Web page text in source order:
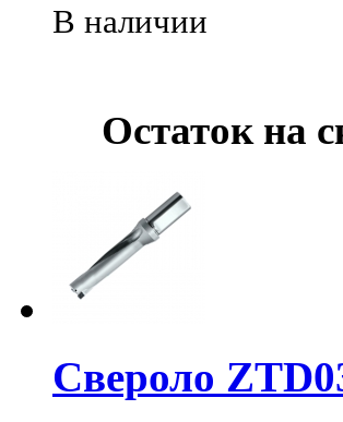
В наличии
Остаток на
Свероло